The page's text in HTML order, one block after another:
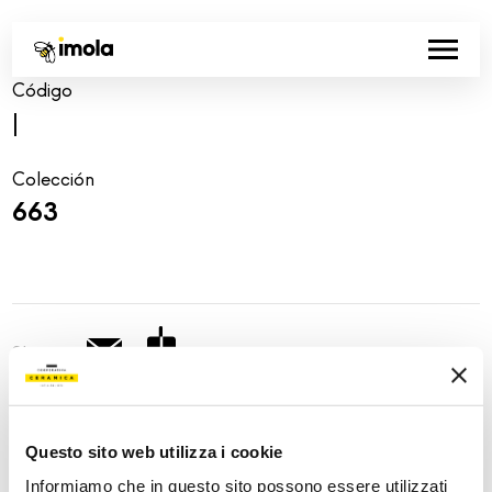
Questo sito web utilizza i cookie
Informiamo che in questo sito possono essere utilizzati
Código
Colección
663
Share: